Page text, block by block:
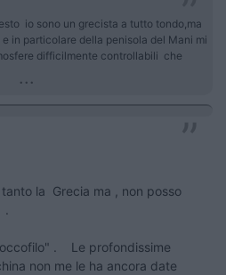
io sono un grecista a tutto tondo,ma
in particolare della penisola del Mani mi
difficilmente controllabili che
...
la Grecia ma , non posso
.
. Le profondissime
non me le ha ancora date